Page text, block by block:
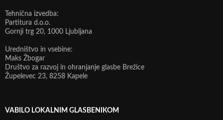
Tehnična izvedba:
Partitura d.o.o.
Gornji trg 20, 1000 Ljubljana
Uredništvo in vsebine:
Maks Žbogar
Društvo za razvoj in ohranjanje glasbe Brežice
Župelevec 23, 8258 Kapele
VABILO LOKALNIM GLASBENIKOM